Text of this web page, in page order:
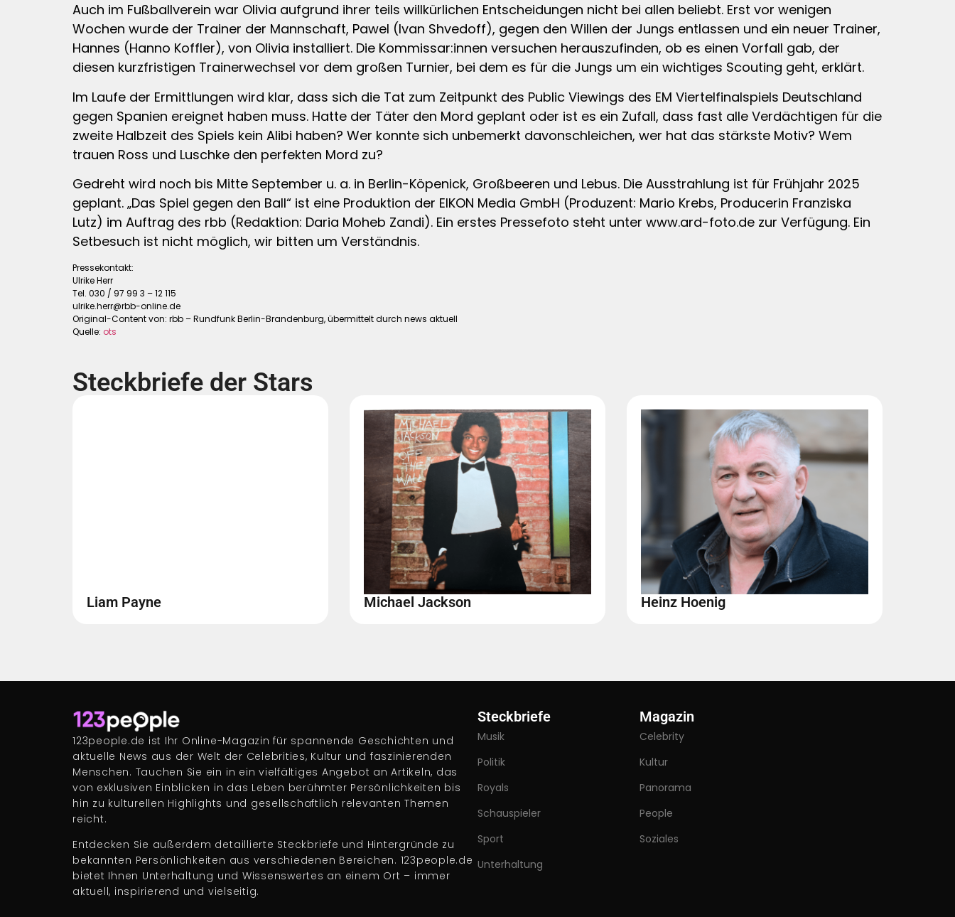
Auch im Fußballverein war Olivia aufgrund ihrer teils willkürlichen Entscheidungen nicht bei allen beliebt. Erst vor wenigen
Wochen wurde der Trainer der Mannschaft, Pawel (Ivan Shvedoff), gegen den Willen der Jungs entlassen und ein neuer Trainer,
Hannes (Hanno Koffler), von Olivia installiert. Die Kommissar:innen versuchen herauszufinden, ob es einen Vorfall gab, der
diesen kurzfristigen Trainerwechsel vor dem großen Turnier, bei dem es für die Jungs um ein wichtiges Scouting geht, erklärt.
Im Laufe der Ermittlungen wird klar, dass sich die Tat zum Zeitpunkt des Public Viewings des EM Viertelfinalspiels Deutschland
gegen Spanien ereignet haben muss. Hatte der Täter den Mord geplant oder ist es ein Zufall, dass fast alle Verdächtigen für die
zweite Halbzeit des Spiels kein Alibi haben? Wer konnte sich unbemerkt davonschleichen, wer hat das stärkste Motiv? Wem
trauen Ross und Luschke den perfekten Mord zu?
Gedreht wird noch bis Mitte September u. a. in Berlin-Köpenick, Großbeeren und Lebus. Die Ausstrahlung ist für Frühjahr 2025
geplant. „Das Spiel gegen den Ball“ ist eine Produktion der EIKON Media GmbH (Produzent: Mario Krebs, Producerin Franziska
Lutz) im Auftrag des rbb (Redaktion: Daria Moheb Zandi). Ein erstes Pressefoto steht unter www.ard-foto.de zur Verfügung. Ein
Setbesuch ist nicht möglich, wir bitten um Verständnis.
Pressekontakt:
Ulrike Herr
Tel. 030 / 97 99 3 – 12 115
ulrike.herr@rbb-online.de
Original-Content von: rbb – Rundfunk Berlin-Brandenburg, übermittelt durch news aktuell
Quelle: ots
Steckbriefe der Stars
Liam Payne Michael Jackson Heinz Hoenig
123people.de ist Ihr Online-Magazin für spannende Geschichten und
aktuelle News aus der Welt der Celebrities, Kultur und faszinierenden
Menschen. Tauchen Sie ein in ein vielfältiges Angebot an Artikeln, das
von exklusiven Einblicken in das Leben berühmter Persönlichkeiten bis
hin zu kulturellen Highlights und gesellschaftlich relevanten Themen
reicht.
Entdecken Sie außerdem detaillierte Steckbriefe und Hintergründe zu
bekannten Persönlichkeiten aus verschiedenen Bereichen. 123people.de
bietet Ihnen Unterhaltung und Wissenswertes an einem Ort – immer
aktuell, inspirierend und vielseitig.
Steckbriefe
Musik
Politik
Royals
Schauspieler
Sport
Unterhaltung
Magazin
Celebrity
Kultur
Panorama
People
Soziales